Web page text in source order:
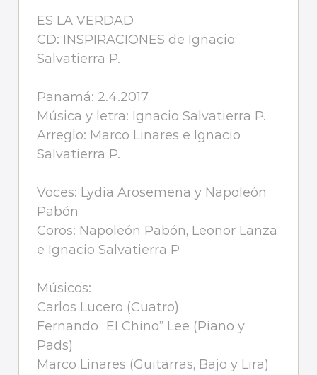
ES LA VERDAD
CD: INSPIRACIONES de Ignacio
Salvatierra P.
Panamá: 2.4.2017
Música y letra: Ignacio Salvatierra P.
Arreglo: Marco Linares e Ignacio
Salvatierra P.
Voces: Lydia Arosemena y Napoleón
Pabón
Coros: Napoleón Pabón, Leonor Lanza
e Ignacio Salvatierra P
Músicos:
Carlos Lucero (Cuatro)
Fernando “El Chino” Lee (Piano y
Pads)
Marco Linares (Guitarras, Bajo y Lira)